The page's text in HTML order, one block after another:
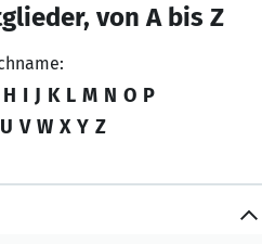
von A bis Z
H I J K L M N O P
U V W X Y Z